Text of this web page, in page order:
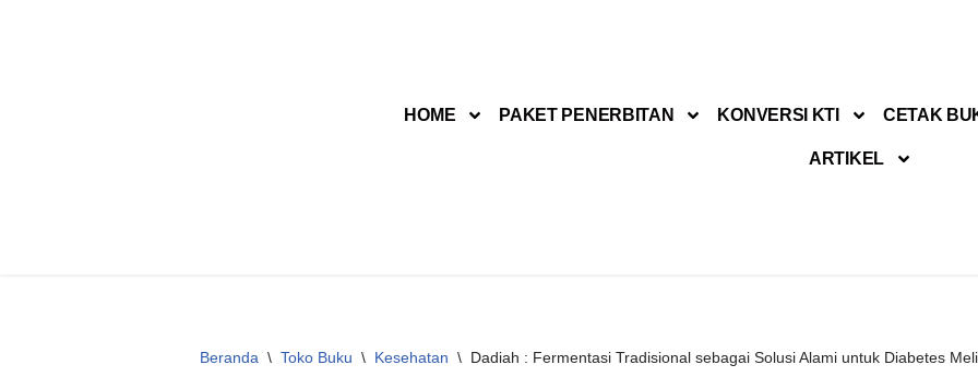
HOME PAKET PENERBITAN KONVERSI KTI CETAK
ARTIKEL
Beranda \ Toko Buku \ Kesehatan \ Dadiah : Fermentasi Tradisional sebagai Solusi Alami untuk Diabetes